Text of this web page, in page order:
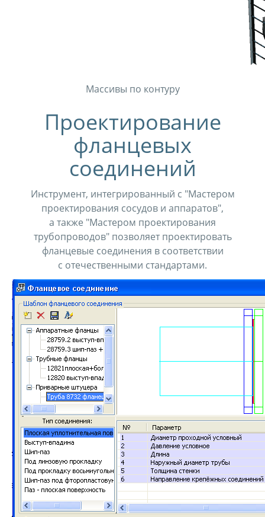
Массивы по контуру
Проектирование
фланцевых
соединений
Инструмент, интегрированный с "Мастером
проектирования сосудов и аппаратов",
а также "Мастером проектирования
трубопроводов" позволяет проектировать
фланцевые соединения в соответствии
с отечественными стандартами.